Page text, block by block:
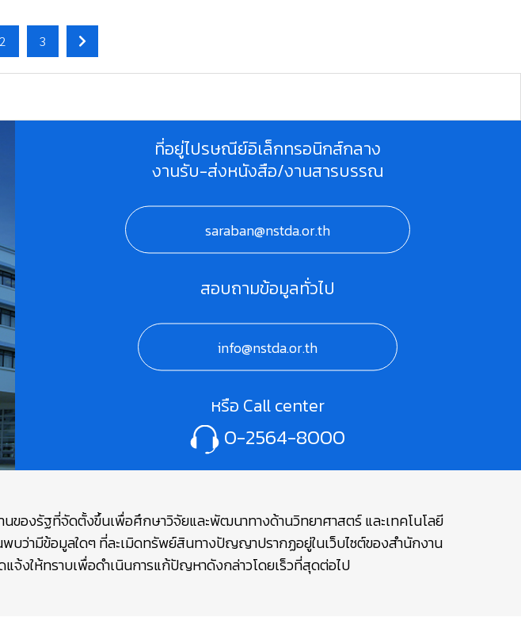
2 3
ที่อยู่ไปรษณีย์อิเล็กทรอนิกส์กลาง
งานรับ-ส่งหนังสือ/งานสารบรรณ
saraban@nstda.or.th
สอบถามข้อมูลทั่วไป
info@nstda.or.th
หรือ Call center
0-2564-8000
ของรัฐที่จัดตั้งขึ้นเพื่อศึกษาวิจัยและพัฒนาทางด้านวิทยาศาสตร์ และเทคโนโลยี
บว่ามีข้อมูลใดๆ ที่ละเมิดทรัพย์สินทางปัญญาปรากฏอยู่ในเว็บไซต์ของสำนักงาน
จ้งให้ทราบเพื่อดำเนินการแก้ปัญหาดังกล่าวโดยเร็วที่สุดต่อไป